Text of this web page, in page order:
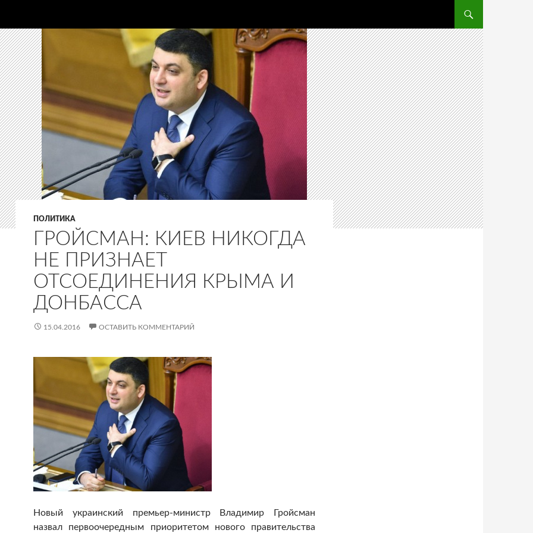
ПОЛИТИКА
ГРОЙСМАН: КИЕВ НИКОГДА
НЕ ПРИЗНАЕТ
ОТСОЕДИНЕНИЯ КРЫМА И
ДОНБАССА
15.04.2016 ОСТАВИТЬ КОММЕНТАРИЙ
Новый украинский премьер-министр Владимир Гройсман
назвал первоочередным приоритетом нового правительства